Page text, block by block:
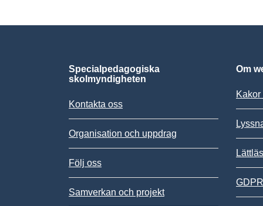
Specialpedagogiska
skolmyndigheten
Kontakta oss
Organisation och uppdrag
Följ oss
Samverkan och projekt
Om